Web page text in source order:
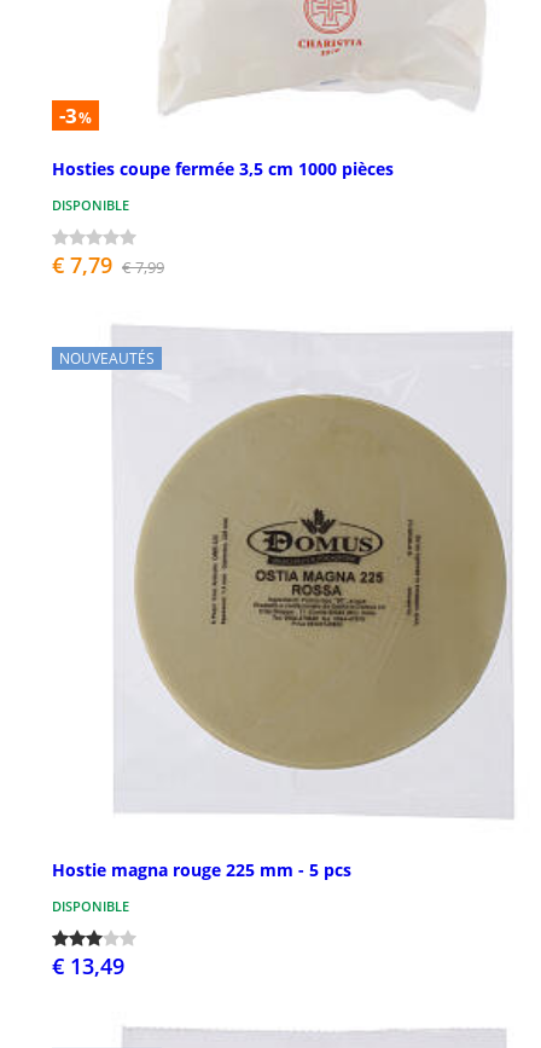
-3%
Hosties coupe fermée 3,5 cm 1000 pièces
DISPONIBLE
€ 7,79 € 7,99
NOUVEAUTÉS
Hostie magna rouge 225 mm - 5 pcs
DISPONIBLE
€ 13,49